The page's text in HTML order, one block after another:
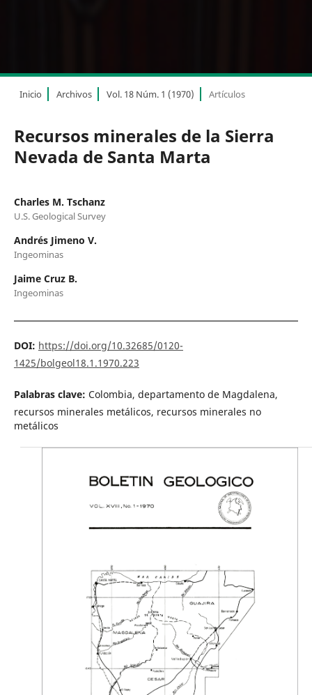
Inicio Archivos Vol. 18 Núm. 1 (1970) Artículos
Recursos minerales de la Sierra
Nevada de Santa Marta
Charles M. Tschanz
U.S. Geological Survey
Andrés Jimeno V.
Ingeominas
Jaime Cruz B.
Ingeominas
DOI: https://doi.org/10.32685/0120-
1425/bolgeol18.1.1970.223
Palabras clave: Colombia, departamento de Magdalena,
recursos minerales metálicos, recursos minerales no
metálicos